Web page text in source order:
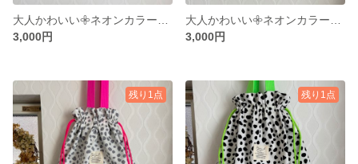
3,000円
3,000円
残り1点 残り1点